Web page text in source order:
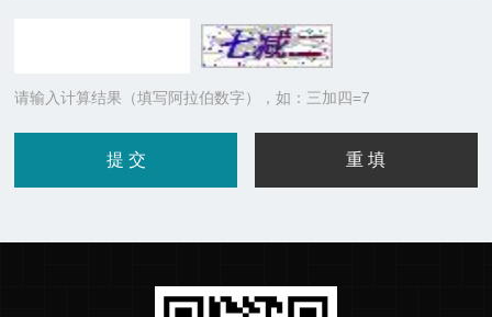
请输入计算结果（填写阿拉伯数字），如：三加四=7